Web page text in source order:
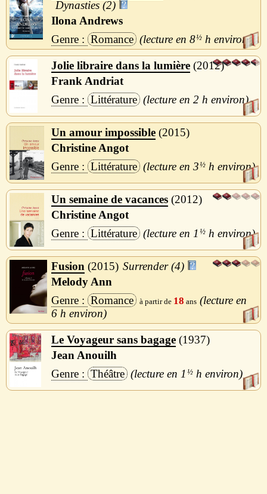
Dynasties (2)
Ilona Andrews
Romance
8½ h
Jolie libraire dans la lumière 2012
Frank Andriat
Littérature
2 h
Un amour impossible 2015
Christine Angot
Littérature
3½ h
Un semaine de vacances 2012
Christine Angot
Littérature
1 ½ h
Fusion 2015
Surrender (4)
Melody Ann
Romance
18
6 h
Le Voyageur sans bagage 1937
Jean Anouilh
Théâtre
1 ½ h